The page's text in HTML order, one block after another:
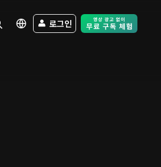
로그인 Free Trial -